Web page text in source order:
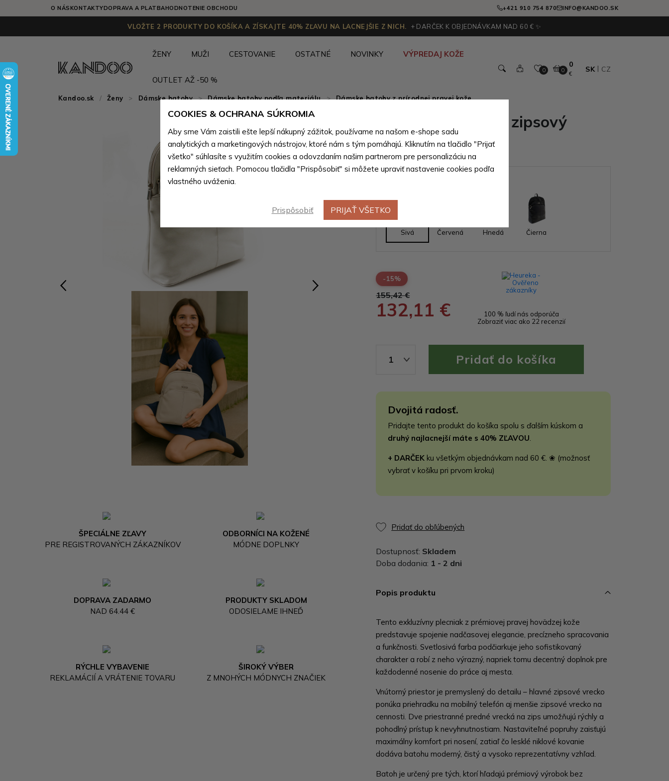
O NÁSKONTAKTYDOPRAVA A PLATBAHODNOTENIE OBCHODU +421 910 754 870 INFO@KANDOO.SK
VLOŽTE 2 PRODUKTY DO KOŠÍKA A ZÍSKAJTE 40% ZĽAVU NA LACNEJŠIE Z NICH. + DARČEK K OBJEDNÁVKAM NAD 60 € ✨
ŽENY MUŽI CESTOVANIE OSTATNÉ NOVINKY VÝPREDAJ KOŽE
OUTLET AŽ -50 %
0 0
0
€
SK CZ
Kandoo.sk Ženy > Dámske batohy > Dámske batohy podľa materiálu > Dámske batohy z prírodnej pravej kože
ŠPECIÁLNE ZĽAVY
PRE REGISTROVANÝCH ZÁKAZNÍKOV
ODBORNÍCI NA KOŽENÉ
MÓDNE DOPLNKY
DOPRAVA ZADARMO
NAD 64.44 €
PRODUKTY SKLADOM
ODOSIELAME IHNEĎ
RÝCHLE VYBAVENIE
REKLAMÁCIÍ A VRÁTENIE TOVARU
ŠIROKÝ VÝBER
Z MNOHÝCH MÓDNYCH ZNAČIEK
Svetlosivý kožený zipsový
batoh Poppy
Sivá Červená Hnedá Čierna
-15%
155,42 €
132,11 €
100 % ľudí nás odporúča
Zobraziť viac ako 22 recenzií
1
Dvojitá radosť.
Pridajte tento produkt do košíka spolu s ďalším kúskom a
druhý najlacnejší máte s 40% ZĽAVOU.
+ DARČEK ku všetkým objednávkam nad 60 €. ❀ (možnosť
vybrať v košíku pri prvom kroku)
Pridať do obľúbených
Dostupnosť: Skladem
Doba dodania: 1 - 2 dni
Popis produktu
Tento exkluzívny plecniak z prémiovej pravej hovädzej kože
predstavuje spojenie nadčasovej elegancie, precízneho spracovania
a funkčnosti. Svetlosivá farba podčiarkuje jeho sofistikovaný
charakter a robí z neho výrazný, napriek tomu decentný doplnok pre
každodenné nosenie do práce aj mesta.
Vnútorný priestor je premyslený do detailu – hlavné zipsové vrecko
ponúka priehradku na mobilný telefón aj menšie zipsové vrecko na
cennosti. Dve priestranné predné vrecká na zips umožňujú rýchly a
pohodlný prístup k nevyhnutnostiam. Nastaviteľné popruhy zaisťujú
maximálny komfort pri nosení, zatiaľ čo lesklé niklové kovanie
dodáva batohu moderný, čistý a vysoko reprezentatívny vzhľad.
Batoh je určený pre tých, ktorí hľadajú prémiový výrobok bez
COOKIES & OCHRANA SÚKROMIA
Aby sme Vám zaistili ešte lepší nákupný zážitok, používame na našom e-shope sadu
analytických a marketingových nástrojov, ktoré nám s tým pomáhajú. Kliknutím na tlačidlo "Prijať
všetko" súhlasíte s využitím cookies a odovzdaním našim partnerom pre personalizáciu na
reklamných sieťach. Pomocou tlačidla "Prispôsobiť" si môžete upraviť nastavenie cookies podľa
vlastného uváženia.
Prispôsobiť PRIJAŤ VŠETKO